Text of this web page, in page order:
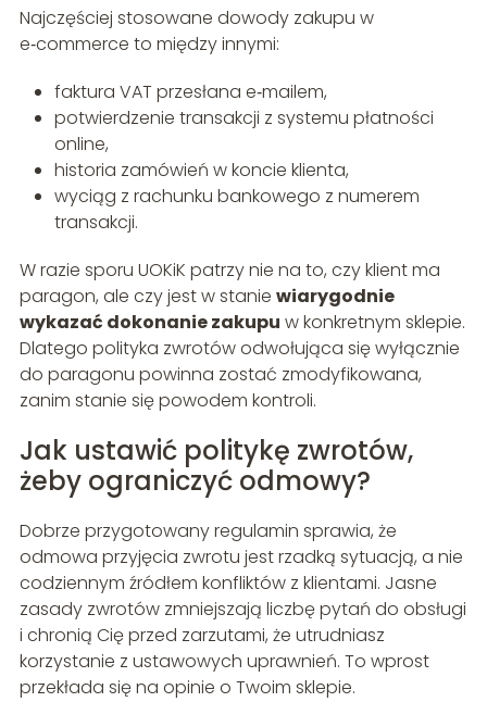
Najczęściej stosowane dowody zakupu w
e‑commerce to między innymi:
faktura VAT przesłana e‑mailem,
potwierdzenie transakcji z systemu płatności
online,
historia zamówień w koncie klienta,
wyciąg z rachunku bankowego z numerem
transakcji.
W razie sporu UOKiK patrzy nie na to, czy klient ma
paragon, ale czy jest w stanie wiarygodnie
wykazać dokonanie zakupu w konkretnym sklepie.
Dlatego polityka zwrotów odwołująca się wyłącznie
do paragonu powinna zostać zmodyfikowana,
zanim stanie się powodem kontroli.
Jak ustawić politykę zwrotów,
żeby ograniczyć odmowy?
Dobrze przygotowany regulamin sprawia, że
odmowa przyjęcia zwrotu jest rzadką sytuacją, a nie
codziennym źródłem konfliktów z klientami. Jasne
zasady zwrotów zmniejszają liczbę pytań do obsługi
i chronią Cię przed zarzutami, że utrudniasz
korzystanie z ustawowych uprawnień. To wprost
przekłada się na opinie o Twoim sklepie.